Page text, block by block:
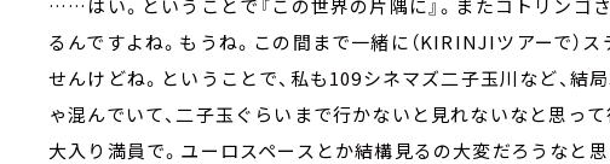
るんですよね。もうね。この間まで一緒に（KIRINJIツアーで）
せんけどね。ということで、私も109シネマズ二子玉川など、結
ゃ混んでいて、二子玉ぐらいまで行かないと見れないなと思っ
大入り満員で。ユーロスペースとか結構見るの大変だろうなと